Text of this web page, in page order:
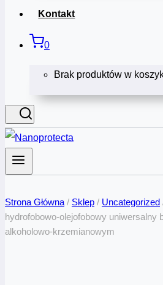
Kontakt
0
Brak produktów w
Strona Główna / Sklep / Uncategorized
hydrofobowo-olejofobowy uniwersalny
alkoholowo-krzemianowym